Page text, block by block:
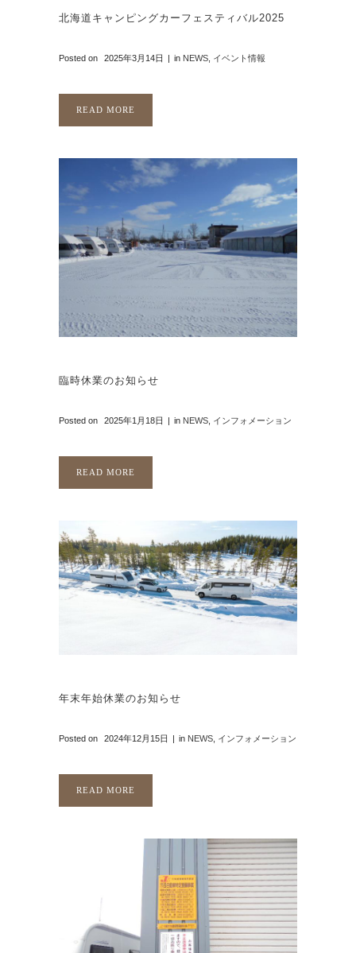
北海道キャンピングカーフェスティバル2025
Posted on 2025年3月14日 in NEWS イベント情報
READ MORE
臨時休業のお知らせ
Posted on 2025年1月18日 in NEWS インフォメーション
READ MORE
年末年始休業のお知らせ
Posted on 2024年12月15日 in NEWS インフォメーション
READ MORE